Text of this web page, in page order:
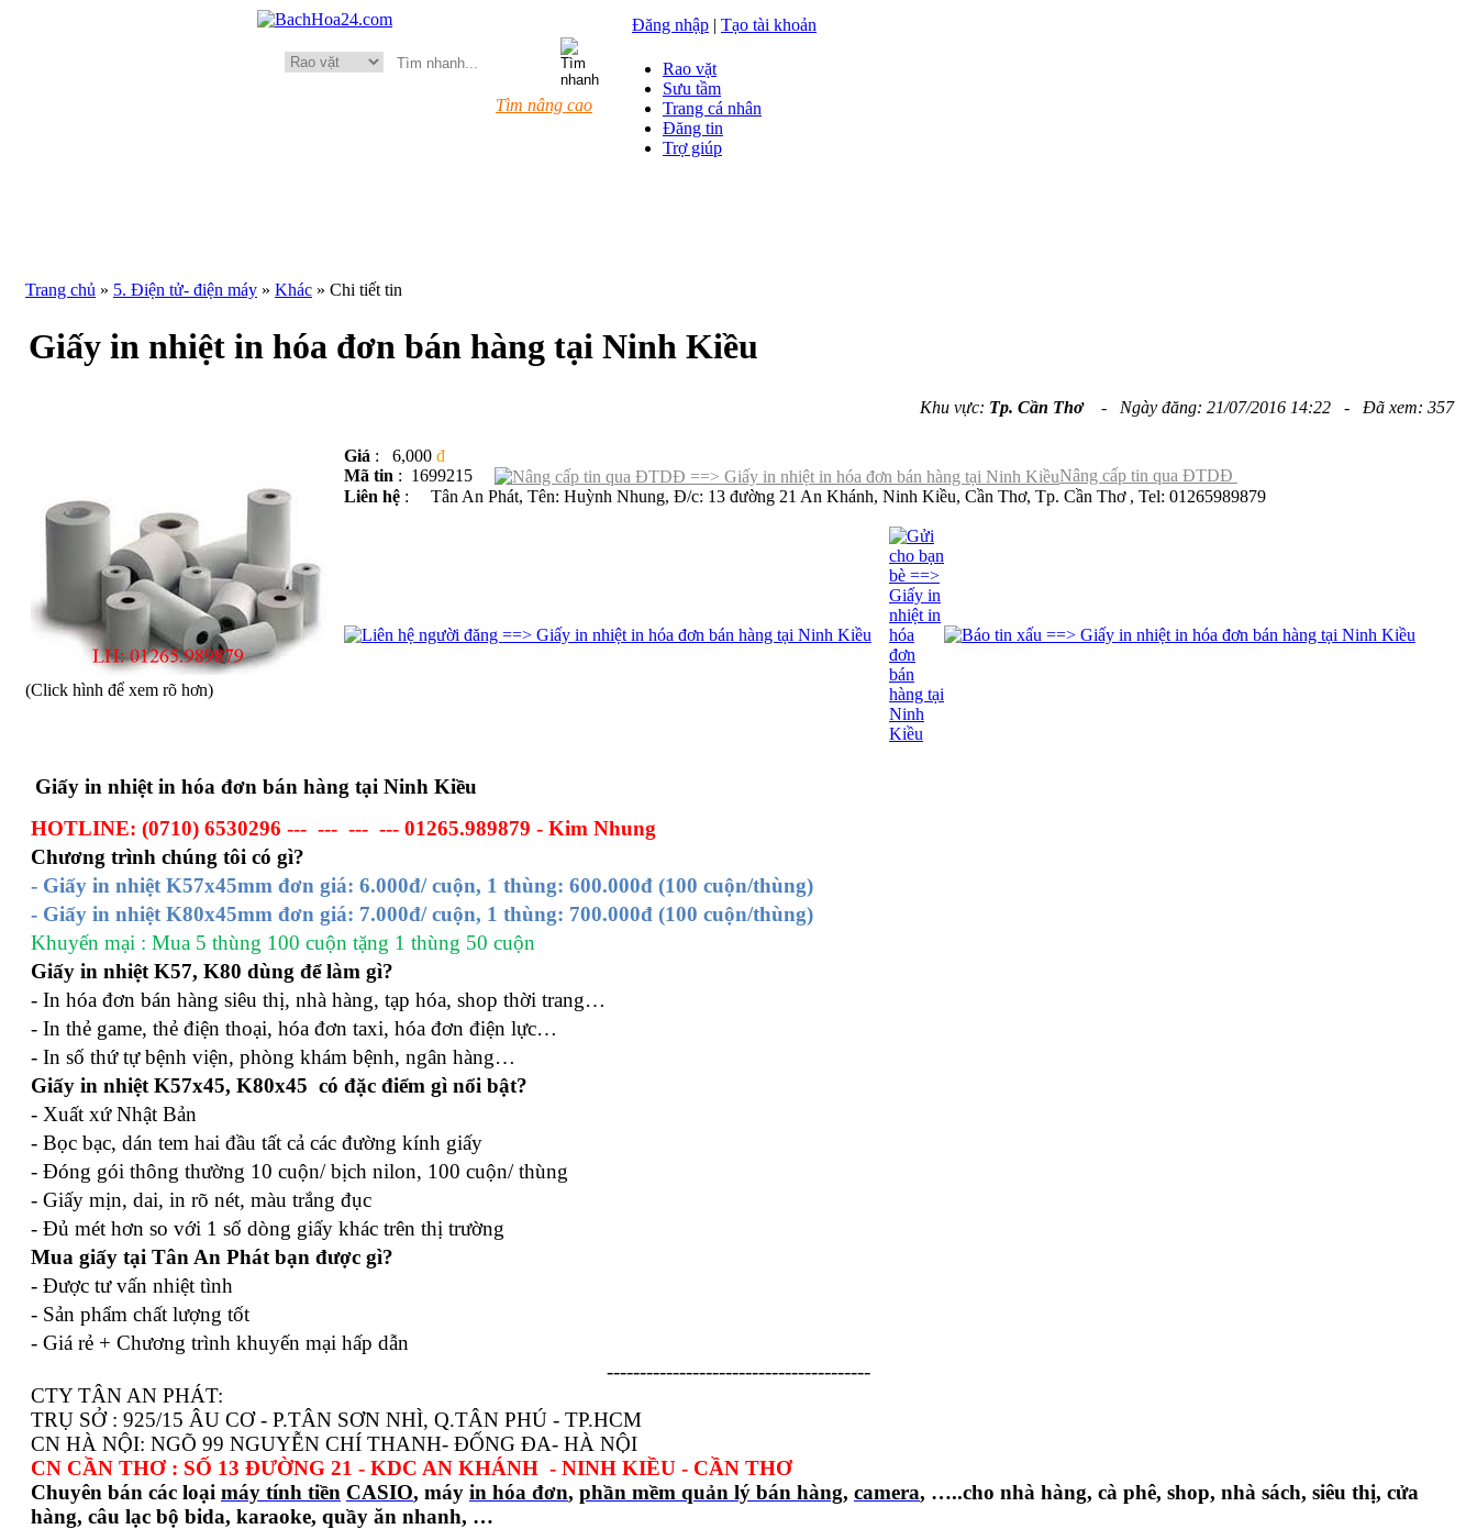
Tìm nâng cao
Ðăng nhập | Tạo tài khoản
Rao vặt
Sưu tầm
Trang cá nhân
Đăng tin
Trợ giúp
Trang chủ » 5. Điện tử- điện máy » Khác » Chi tiết tin
Giấy in nhiệt in hóa đơn bán hàng tại Ninh Kiều
Khu vực: Tp. Cần Thơ- Ngày đăng: 21/07/2016 14:22 - Đã xem: 357
(Click hình để xem rõ hơn)
Giá : 6,000 đ
Mã tin : 1699215
Nâng cấp tin qua ĐTDĐ
Liên hệ : Tân An Phát, Tên: Huỳnh Nhung, Đ/c: 13 đường 21 An Khánh, Ninh Kiều, Cần Thơ, Tp. Cần Thơ , Tel: 01265989879
Giấy in nhiệt in hóa đơn bán hàng tại Ninh Kiều
HOTLINE: (0710) 6530296 --- --- --- --- 01265.989879 - Kim Nhung
Chương trình chúng tôi có gì?
- Giấy in nhiệt K57x45mm đơn giá: 6.000đ/ cuộn, 1 thùng: 600.000đ (100 cuộn/thùng)
- Giấy in nhiệt K80x45mm đơn giá: 7.000đ/ cuộn, 1 thùng: 700.000đ (100 cuộn/thùng)
Khuyến mại : Mua 5 thùng 100 cuộn tặng 1 thùng 50 cuộn
Giấy in nhiệt K57, K80 dùng để làm gì?
- In hóa đơn bán hàng siêu thị, nhà hàng, tạp hóa, shop thời trang…
- In thẻ game, thẻ điện thoại, hóa đơn taxi, hóa đơn điện lực…
- In số thứ tự bệnh viện, phòng khám bệnh, ngân hàng…
Giấy in nhiệt K57x45, K80x45 có đặc điểm gì nổi bật?
- Xuất xứ Nhật Bản
- Bọc bạc, dán tem hai đầu tất cả các đường kính giấy
- Đóng gói thông thường 10 cuộn/ bịch nilon, 100 cuộn/ thùng
- Giấy mịn, dai, in rõ nét, màu trắng đục
- Đủ mét hơn so với 1 số dòng giấy khác trên thị trường
Mua giấy tại Tân An Phát bạn được gì?
- Được tư vấn nhiệt tình
- Sản phẩm chất lượng tốt
- Giá rẻ + Chương trình khuyến mại hấp dẫn
----------------------------------------
CTY TÂN AN PHÁT:
TRỤ SỞ : 925/15 ÂU CƠ - P.TÂN SƠN NHÌ, Q.TÂN PHÚ - TP.HCM
CN HÀ NỘI: NGÕ 99 NGUYỄN CHÍ THANH- ĐỐNG ĐA- HÀ NỘI
CN CẦN THƠ : SỐ 13 ĐƯỜNG 21 - KDC AN KHÁNH - NINH KIỀU - CẦN THƠ
Chuyên bán các loại máy tính tiền CASIO, máy in hóa đơn, phần mềm quản lý bán hàng, camera, …..cho nhà hàng, cà phê, shop, nhà sách, siêu thị, cửa
hàng, câu lạc bộ bida, karaoke, quầy ăn nhanh, …